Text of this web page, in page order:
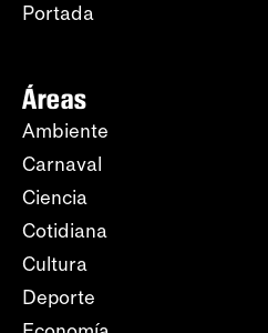
Portada
Áreas
Ambiente
Carnaval
Ciencia
Cotidiana
Cultura
Deporte